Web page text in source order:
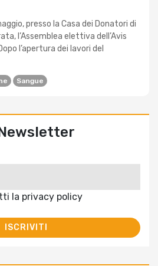
presso la Casa dei Donatori di
l’Assemblea elettiva dell’Avis
l’apertura dei lavori del
Sangue
la privacy policy